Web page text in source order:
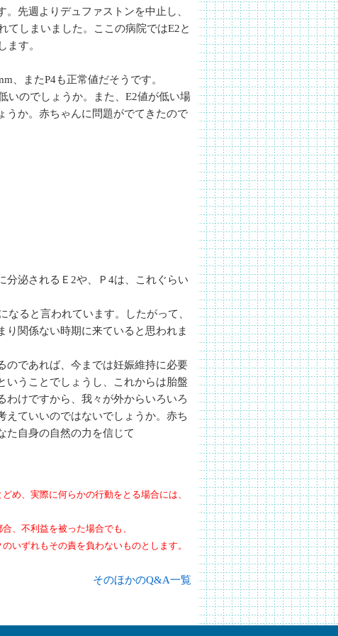
先週よりデュファストンを中止し、
てしまいました。ここの病院ではE2と
ます。
、またP4も正常値だそうです。
いのでしょうか。また、E2値が低い場
うか。赤ちゃんに問題がでてきたので
分泌されるＥ2や、Ｐ4は、これぐらい
なると言われています。したがって、
り関係ない時期に来ていると思われま
のであれば、今までは妊娠維持に必要
いうことでしょうし、これからは胎盤
わけですから、我々が外からいろいろ
えていいのではないでしょうか。赤ち
た自身の自然の力を信じて
め、実際に何らかの行動をとる場合には、
、不利益を被った場合でも、
いずれもその責を負わないものとします。
そのほかのQ&A一覧